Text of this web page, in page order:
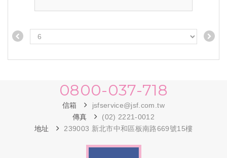
0800-037-718
信箱
jsfservice@jsf.com.tw
傳真
(02) 2221-0012
地址
239003 新北市中和區板南路669號15樓